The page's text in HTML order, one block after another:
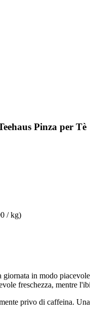
Pinza per Tè
/ kg)
giornata in modo
freschezza, mentre
privo di caffeina.